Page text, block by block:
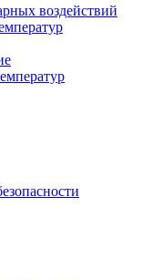
воздействий